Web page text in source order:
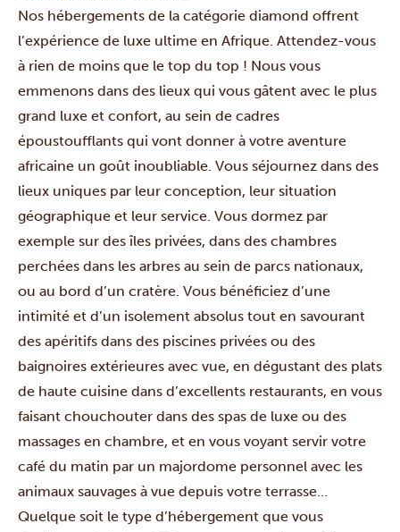
Nos hébergements de la catégorie diamond offrent
l’expérience de luxe ultime en Afrique. Attendez-vous
à rien de moins que le top du top ! Nous vous
emmenons dans des lieux qui vous gâtent avec le plus
grand luxe et confort, au sein de cadres
époustoufflants qui vont donner à votre aventure
africaine un goût inoubliable. Vous séjournez dans des
lieux uniques par leur conception, leur situation
géographique et leur service. Vous dormez par
exemple sur des îles privées, dans des chambres
perchées dans les arbres au sein de parcs nationaux,
ou au bord d’un cratère. Vous bénéficiez d’une
intimité et d’un isolement absolus tout en savourant
des apéritifs dans des piscines privées ou des
baignoires extérieures avec vue, en dégustant des plats
de haute cuisine dans d’excellents restaurants, en vous
faisant chouchouter dans des spas de luxe ou des
massages en chambre, et en vous voyant servir votre
café du matin par un majordome personnel avec les
animaux sauvages à vue depuis votre terrasse…
Quelque soit le type d’hébergement que vous